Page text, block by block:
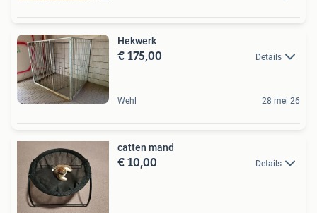
Hekwerk
€ 175,00 Details
Wehl 28 mei 26
catten mand
€ 10,00 Details